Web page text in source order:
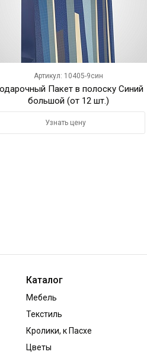
Артикул: 10405-9син
Пакет в полоску Синий
большой (от 12 шт.)
Узнать цену
Каталог
Мебель
Текстиль
Кролики, к Пасхе
Цветы